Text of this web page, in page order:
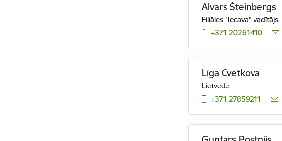
Alvars Šteinbergs
Filiāles "Iecava" vadītājs
+371 20261410
Līga Cvetkova
Lietvede
+371 27859211